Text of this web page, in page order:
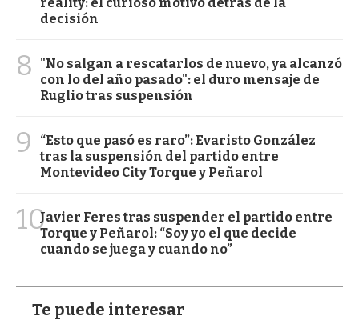
decisión
8
"No salgan a rescatarlos de nuevo, ya alcanzó
con lo del año pasado": el duro mensaje de
Ruglio tras suspensión
9
“Esto que pasó es raro”: Evaristo González
tras la suspensión del partido entre
Montevideo City Torque y Peñarol
10Javier Feres tras suspender el partido entre
Torque y Peñarol: “Soy yo el que decide
cuando se juega y cuando no”
Te puede interesar